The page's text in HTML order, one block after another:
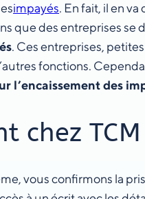
impayés. En fait, il en
que des entreprises
. Ces entreprises,
fonctions.
l’encaissement des
chez TCM
vous confirmons la